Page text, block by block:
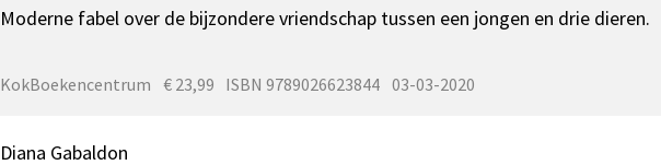
Moderne fabel over de bijzondere vriendschap tussen een jongen en drie dieren.
KokBoekencentrum € 23,99 ISBN 9789026623844 03-03-2020
Diana Gabaldon